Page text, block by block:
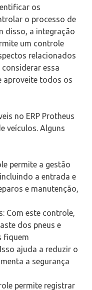
os
o processo de
disso, a integração
um controle
relacionados
essa
aproveite todos os
no ERP Protheus
veículos. Alguns
permite a gestão
a entrada e
e manutenção,
Com este controle,
dos pneus e
fiquem
ajuda a reduzir o
a segurança
permite registrar